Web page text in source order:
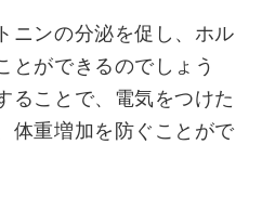
ニンの分泌を促し、ホル
とができるのでしょう
ることで、電気をつけた
体重増加を防ぐことがで